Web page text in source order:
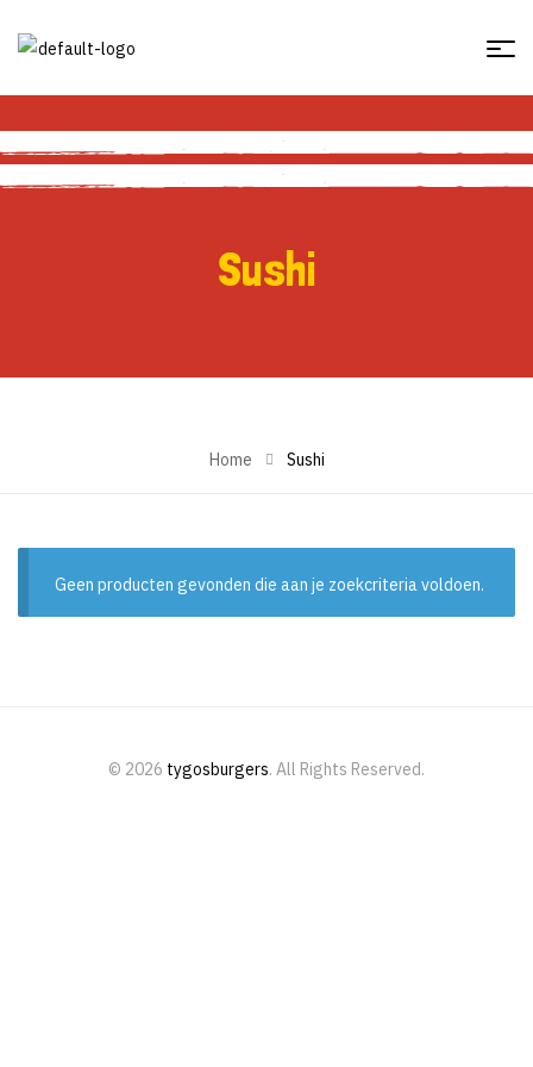
Sushi
Home Sushi
Geen producten gevonden die aan je zoekcriteria voldoen.
© 2026 tygosburgers. All Rights Reserved.